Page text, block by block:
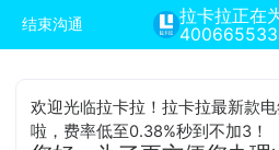
结束沟通
拉卡拉正在
欢迎光临拉卡拉！拉卡拉最新款
啦，费率低至0.38%秒到不加3！